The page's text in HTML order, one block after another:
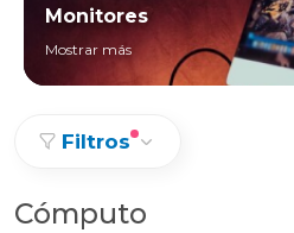
Monitores
Mostrar más
Filtros
Cómputo